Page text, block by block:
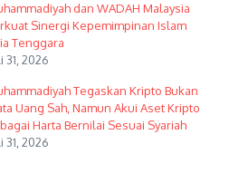
dan WADAH Malaysia
Sinergi Kepemimpinan Islam
Tenggara
31, 2026
Tegaskan Kripto Bukan
Uang Sah, Namun Akui Aset Kripto
Harta Bernilai Sesuai Syariah
31, 2026